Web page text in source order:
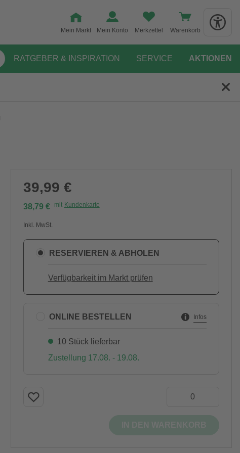
Mein Markt Mein Konto Merkzettel Warenkorb
RATGEBER & INSPIRATION SERVICE AKTIONEN
39,99 €
38,79 € mit Kundenkarte
Inkl. MwSt.
RESERVIEREN & ABHOLEN
Verfügbarkeit im Markt prüfen
ONLINE BESTELLEN Infos
10 Stück lieferbar
Zustellung 17.08. - 19.08.